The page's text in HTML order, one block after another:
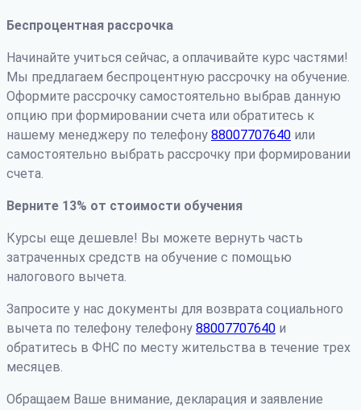
Беспроцентная рассрочка
Начинайте учиться сейчас, а оплачивайте курс частями!
Мы предлагаем беспроцентную рассрочку на обучение.
Оформите рассрочку самостоятельно выбрав данную
опцию при формировании счета или обратитесь к
нашему менеджеру по телефону 88007707640 или
самостоятельно выбрать рассрочку при формировании
счета.
Верните 13% от стоимости обучения
Курсы еще дешевле! Вы можете вернуть часть
затраченных средств на обучение с помощью
налогового вычета.
Запросите у нас документы для возврата социального
вычета по телефону телефону 88007707640 и
обратитесь в ФНС по месту жительства в течение трех
месяцев.
Обращаем Ваше внимание, декларация и заявление